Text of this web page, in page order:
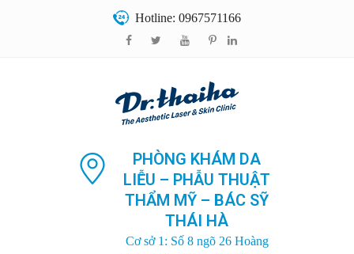
Hotline: 0967571166
PHÒNG KHÁM DA
LIỄU – PHẪU THUẬT
THẨM MỸ – BÁC SỸ
THÁI HÀ
Cơ sở 1: Số 8 ngõ 26 Hoàng